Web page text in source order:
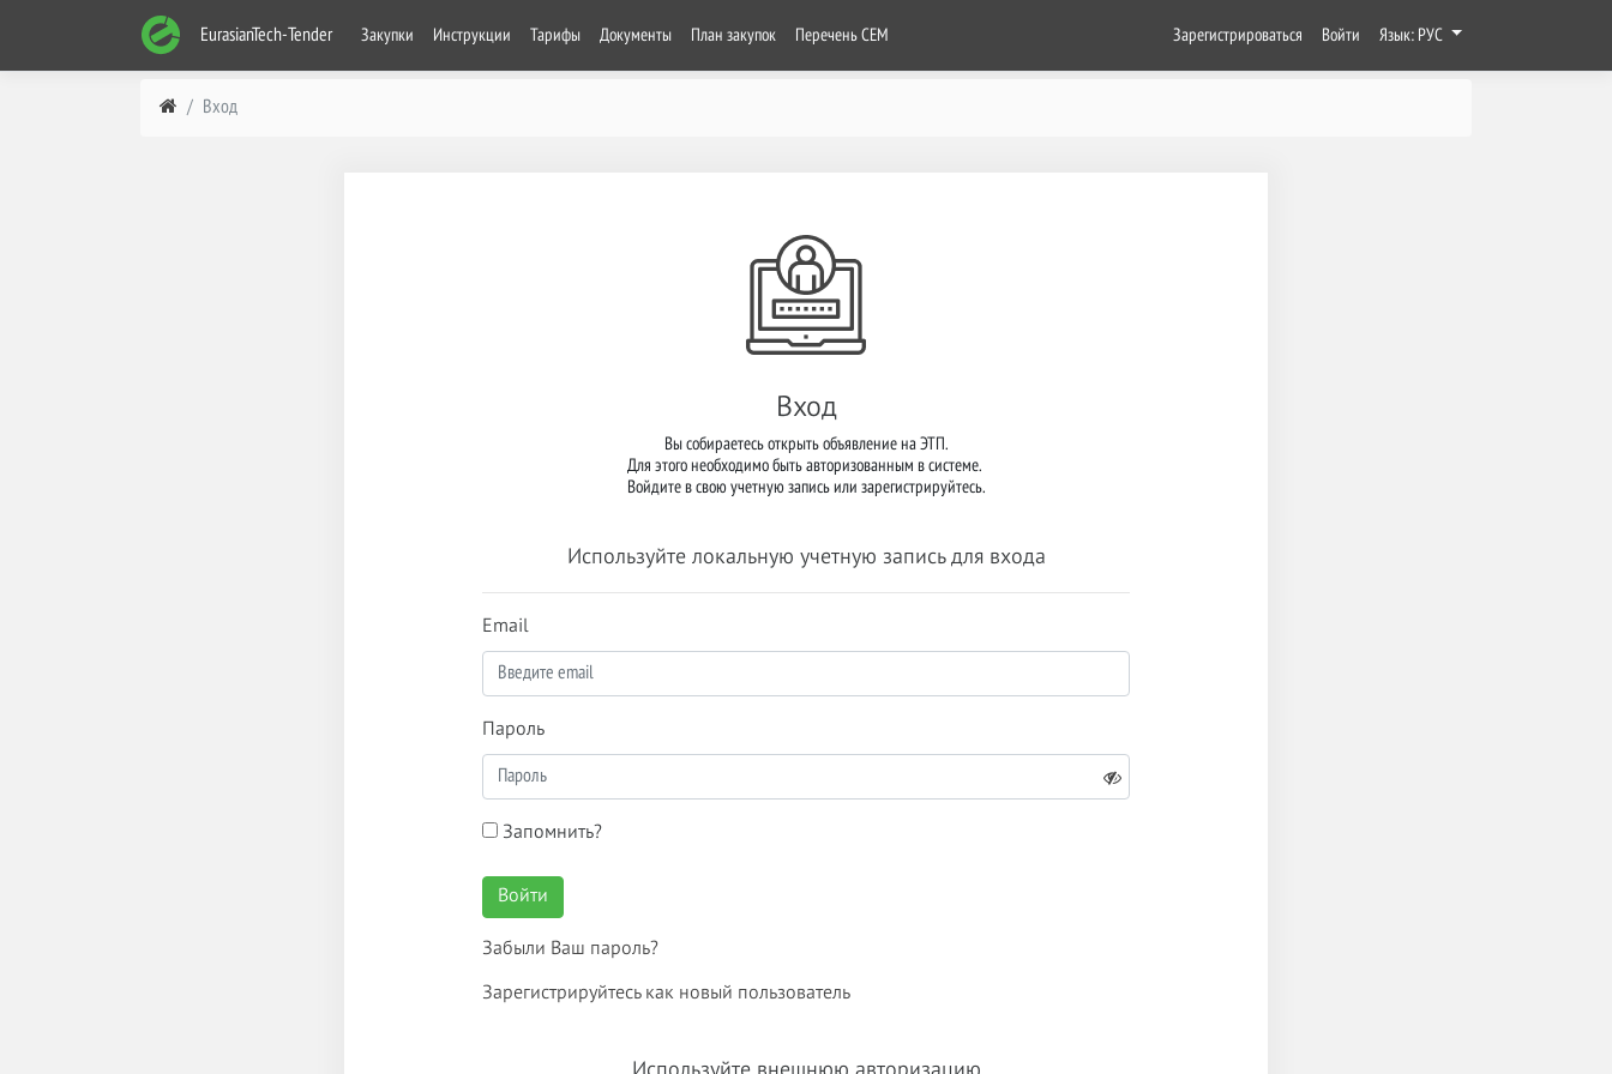
EurasianTech-Tender Зарегистрироваться Войти Язык: РУС
Закупки Инструкции Тарифы Документы План закупок Перечень СЕМ
Вход
Вход
Вы собираетесь открыть объявление на ЭТП.
Для этого необходимо быть авторизованным в системе.
Войдите в свою учетную запись или зарегистрируйтесь.
Используйте локальную учетную запись для входа
Email
Пароль
Запомнить?
Войти
Забыли Ваш пароль?
Зарегистрируйтесь как новый пользователь